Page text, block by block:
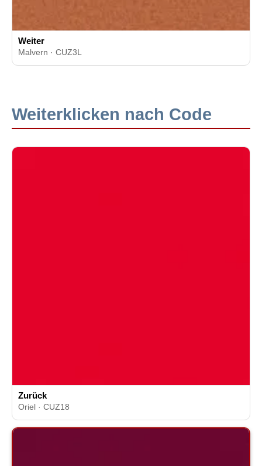
Weiter
Malvern · CUZ3L
Weiterklicken nach Code
Zurück
Oriel · CUZ18